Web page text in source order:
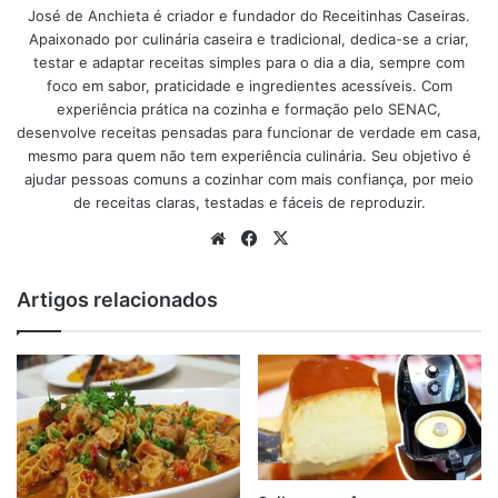
50 ml de água fervendo
1 xícara de açúcar para caramelar a forma (8 colheres de
açúcar)
Modo de preparo do pudim de Bolacha Maria
José de Anchieta é criador e fundador do Receitinhas Caseiras.
Apaixonado por culinária caseira e tradicional, dedica-se a criar,
testar e adaptar receitas simples para o dia a dia, sempre com
foco em sabor, praticidade e ingredientes acessíveis. Com
experiência prática na cozinha e formação pelo SENAC,
desenvolve receitas pensadas para funcionar de verdade em casa,
mesmo para quem não tem experiência culinária. Seu objetivo é
ajudar pessoas comuns a cozinhar com mais confiança, por meio
de receitas claras, testadas e fáceis de reproduzir.
WebsiteFacebook
Artigos relacionados